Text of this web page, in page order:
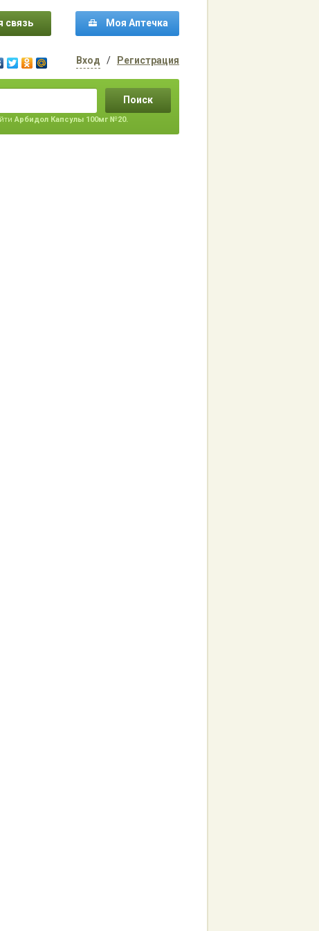
связь Моя Аптечка
Вход / Регистрация
Поиск
Арбидол Капсулы 100мг №20.